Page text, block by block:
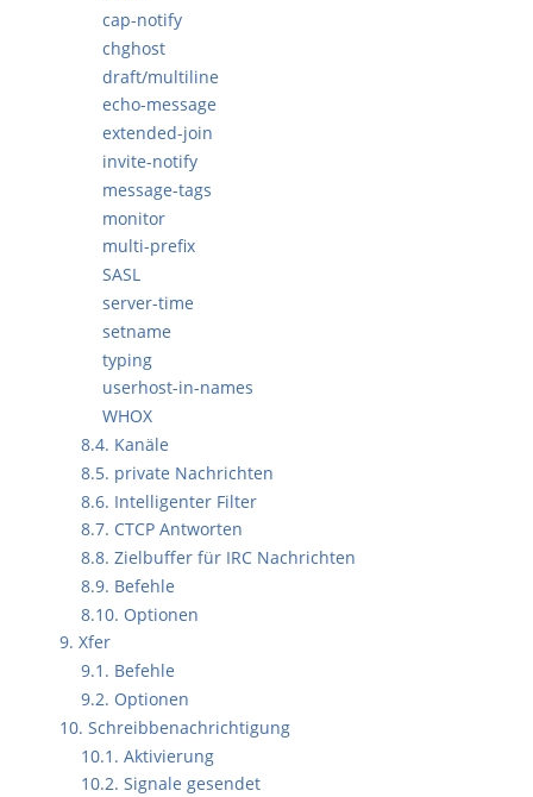
cap-notify
chghost
draft/multiline
echo-message
extended-join
invite-notify
message-tags
monitor
multi-prefix
SASL
server-time
setname
typing
userhost-in-names
WHOX
8.4. Kanäle
8.5. private Nachrichten
8.6. Intelligenter Filter
8.7. CTCP Antworten
8.8. Zielbuffer für IRC Nachrichten
8.9. Befehle
8.10. Optionen
9. Xfer
9.1. Befehle
9.2. Optionen
10. Schreibbenachrichtigung
10.1. Aktivierung
10.2. Signale gesendet